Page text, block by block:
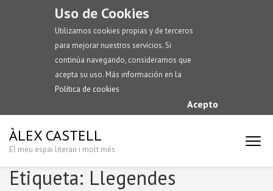
Uso de Cookies
Utilizamos cookies propias y de terceros
para mejorar nuestros servicios. Si
continúa navegando, consideramos que
acepta su uso. Más información en la
Política de cookies
Acepto
ÀLEX CASTELL
El meu espai literari i molt més
Etiqueta: Llegendes